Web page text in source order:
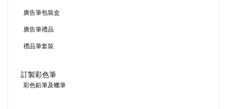
廣告筆包裝盒
廣告筆禮品
禮品筆套裝
訂製彩色筆
彩色鉛筆及蠟筆